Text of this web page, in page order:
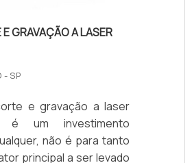
GRAVAÇÃO A LASER
- SP
e gravação a laser
é um investimento
não é para tanto
principal a ser levado